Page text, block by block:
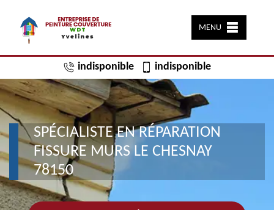
MENU
indisponible indisponible
SPÉCIALISTE EN RÉPARATION
FISSURE MURS LE CHESNAY
78150